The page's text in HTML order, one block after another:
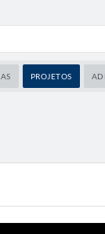
PROJETOS